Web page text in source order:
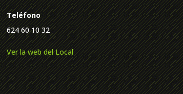
Teléfono
624 60 10 32
Ver la web del Local